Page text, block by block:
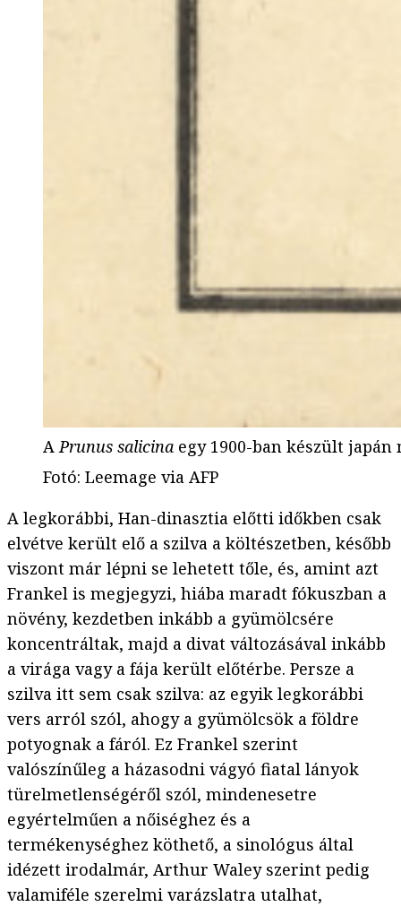
APrunus salicina egy 1900-ban készült japán
Fotó: Leemage via AFP
A legkorábbi, Han-dinasztia előtti időkben csak
elvétve került elő a szilva a költészetben, később
viszont már lépni se lehetett tőle, és, amint azt
Frankel is megjegyzi, hiába maradt fókuszban a
növény, kezdetben inkább a gyümölcsére
koncentráltak, majd a divat változásával inkább
a virága vagy a fája került előtérbe. Persze a
szilva itt sem csak szilva: az egyik legkorábbi
vers arról szól, ahogy a gyümölcsök a földre
potyognak a fáról. Ez Frankel szerint
valószínűleg a házasodni vágyó fiatal lányok
türelmetlenségéről szól, mindenesetre
egyértelműen a nőiséghez és a
termékenységhez köthető, a sinológus által
idézett irodalmár, Arthur Waley szerint pedig
valamiféle szerelmi varázslatra utalhat,